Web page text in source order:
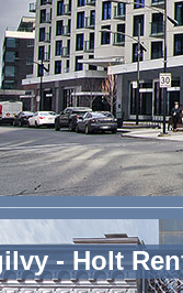
- Holt